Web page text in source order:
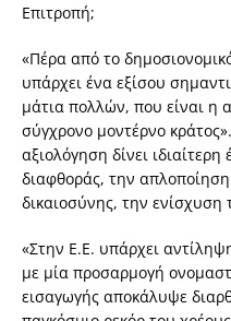
Επιτροπή;
«Πέρα από το
υπάρχει ένα εξίσου
μάτια πολλών, που είναι η
σύγχρονο μοντέρνο
αξιολόγηση δίνει
διαφθοράς, την
δικαιοσύνης, την
«Στην Ε.Ε. υπάρχει
με μία προσαρμογή
εισαγωγής αποκάλυψε